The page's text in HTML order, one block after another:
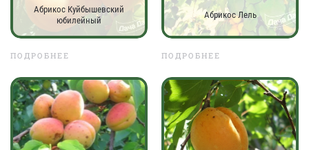
Абрикос Куйбышевский
юбилейный
ПОДРОБНЕЕ
Абрикос Лель
ПОДРОБНЕЕ